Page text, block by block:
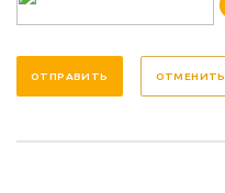
ОТМЕНИТЬ